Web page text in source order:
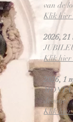
van de
Klik hier
2026,
Klik hier
2026, 1
devotie’.
Klik hier